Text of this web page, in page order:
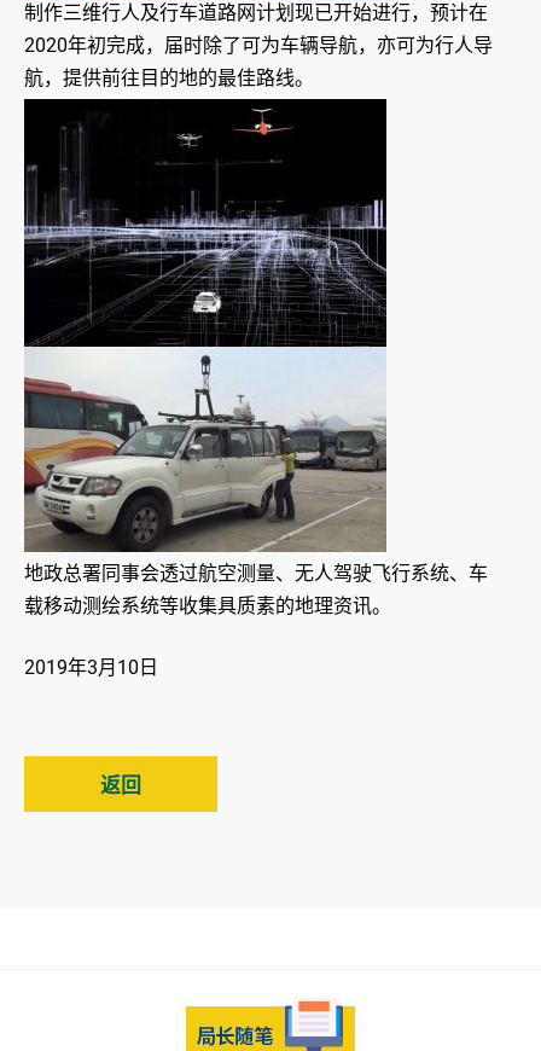
制作三维行人及行车道路网计划现已开始进行，预计在
2020年初完成，届时除了可为车辆导航，亦可为行人导
航，提供前往目的地的最佳路线。
地政总署同事会透过航空测量、无人驾驶飞行系统、车
载移动测绘系统等收集具质素的地理资讯。
2019年3月10日
返回